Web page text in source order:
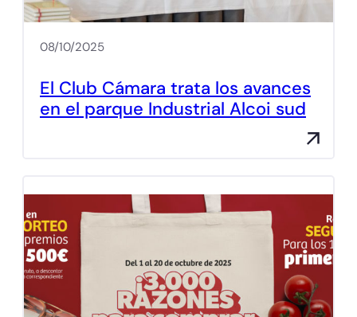
08/10/2025
El Club Cámara trata los avances
en el parque Industrial Alcoi sud